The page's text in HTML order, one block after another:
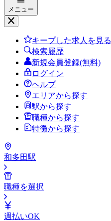
メニュー
キープした求人を見る
検索履歴
新規会員登録(無料)
ログイン
ヘルプ
エリアから探す
駅から探す
職種から探す
特徴から探す
和多田駅
職種を選択
週払いOK